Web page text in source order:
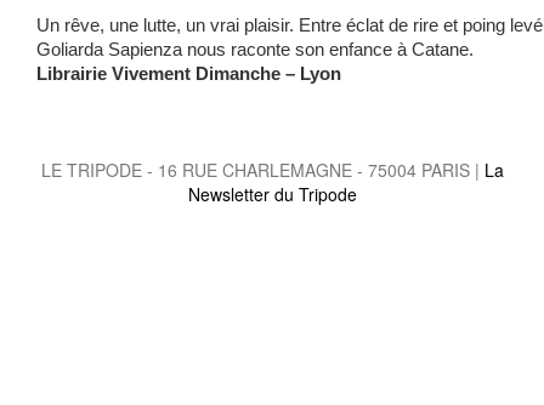
Un rêve, une lutte, un vrai plaisir. Entre éclat de rire et poing
Goliarda Sapienza nous raconte son enfance à Catane.
Librairie Vivement Dimanche – Lyon
LE TRIPODE - 16 RUE CHARLEMAGNE - 75004 PARIS | La
Newsletter du Tripode